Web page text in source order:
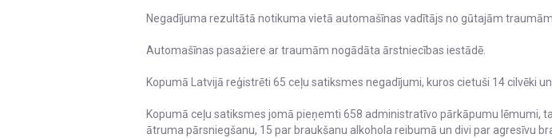
Negadījuma rezultātā notikuma vietā automašīnas vadītājs no gūtajām
Automašīnas pasažiere ar traumām nogādāta ārstniecības iestādē.
Kopumā Latvijā reģistrēti 65 ceļu satiksmes negadījumi, kuros cietuši 14 cilvēki
Kopumā ceļu satiksmes jomā pieņemti 658 administratīvo pārkāpumu lēmumi,
ātruma pārsniegšanu, 15 par braukšanu alkohola reibumā un divi par agresīvu